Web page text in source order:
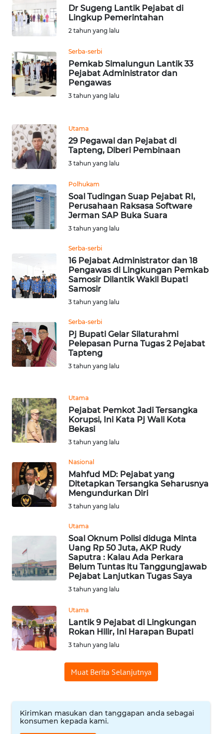
Dr Sugeng Lantik Pejabat di
Lingkup Pemerintahan
2 tahun yang lalu
Serba-serbi
Pemkab Simalungun Lantik 33
Pejabat Administrator dan
Pengawas
3 tahun yang lalu
Utama
29 Pegawai dan Pejabat di
Tapteng, Diberi Pembinaan
3 tahun yang lalu
Polhukam
Soal Tudingan Suap Pejabat RI,
Perusahaan Raksasa Software
Jerman SAP Buka Suara
3 tahun yang lalu
Serba-serbi
16 Pejabat Administrator dan 18
Pengawas di Lingkungan Pemkab
Samosir Dilantik Wakil Bupati
Samosir
3 tahun yang lalu
Serba-serbi
Pj Bupati Gelar Silaturahmi
Pelepasan Purna Tugas 2 Pejabat
Tapteng
3 tahun yang lalu
Utama
Pejabat Pemkot Jadi Tersangka
Korupsi, Ini Kata Pj Wali Kota
Bekasi
3 tahun yang lalu
Nasional
Mahfud MD: Pejabat yang
Ditetapkan Tersangka Seharusnya
Mengundurkan Diri
3 tahun yang lalu
Utama
Soal Oknum Polisi diduga Minta
Uang Rp 50 Juta, AKP Rudy
Saputra : Kalau Ada Perkara
Belum Tuntas itu Tanggungjawab
Pejabat Lanjutkan Tugas Saya
3 tahun yang lalu
Utama
Lantik 9 Pejabat di Lingkungan
Rokan Hilir, Ini Harapan Bupati
3 tahun yang lalu
Muat Berita Selanjutnya
Kirimkan masukan dan tanggapan anda sebagai
konsumen kepada kami.
TAPANULI
TENGAH
SERDANG
WN
TEBING
WN
PAKPAK
WN
WN
BEKASI
WN
DEPOK
TAPANULI
UTARA
WN
WN
PADANG
LAWAS
WN
WN
CIANJUR
WN
TANGERANG
BINJAI
WN
CIREBON
WN
KUNINGAN